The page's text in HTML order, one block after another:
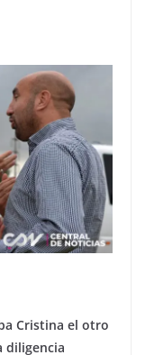
Cristina el otro
diligencia